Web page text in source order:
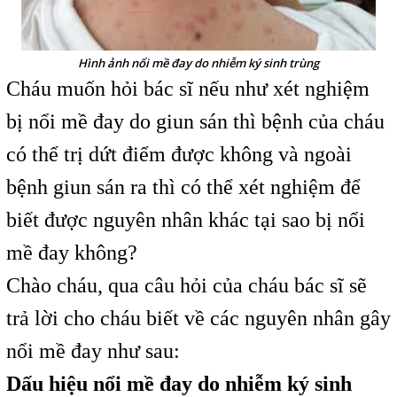
Hình ảnh nổi mề đay do nhiễm ký sinh trùng
Cháu muốn hỏi bác sĩ nếu như xét nghiệm
bị nổi mề đay do giun sán thì bệnh của cháu
có thể trị dứt điểm được không và ngoài
bệnh giun sán ra thì có thể xét nghiệm để
biết được nguyên nhân khác tại sao bị nổi
mề đay không?
Chào cháu, qua câu hỏi của cháu bác sĩ sẽ
trả lời cho cháu biết về các nguyên nhân gây
nổi mề đay như sau:
Dấu hiệu nổi mề đay do nhiễm ký sinh